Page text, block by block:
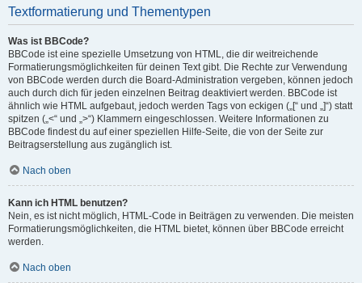
Textformatierung und Thementypen
Was ist BBCode?
BBCode ist eine spezielle Umsetzung von HTML, die dir weitreichende
Formatierungsmöglichkeiten für deinen Text gibt. Die Rechte zur Verwendung
von BBCode werden durch die Board-Administration vergeben, können jedoch
auch durch dich für jeden einzelnen Beitrag deaktiviert werden. BBCode ist
ähnlich wie HTML aufgebaut, jedoch werden Tags von eckigen („[“ und „]“) statt
spitzen („<“ und „>“) Klammern eingeschlossen. Weitere Informationen zu
BBCode findest du auf einer speziellen Hilfe-Seite, die von der Seite zur
Beitragserstellung aus zugänglich ist.
Nach oben
Kann ich HTML benutzen?
Nein, es ist nicht möglich, HTML-Code in Beiträgen zu verwenden. Die meisten
Formatierungsmöglichkeiten, die HTML bietet, können über BBCode erreicht
werden.
Nach oben